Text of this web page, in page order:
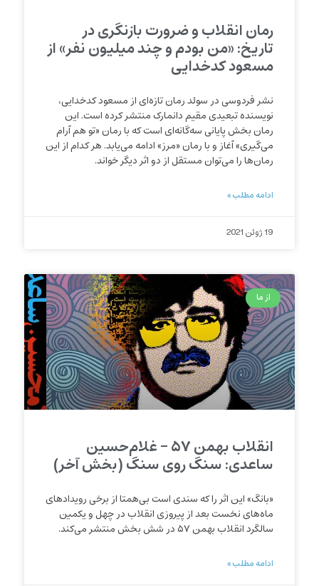
رمان انقلاب و ضرورت بازنگری در
تاریخ: «من بودم و چند میلیون نفر» از
مسعود کدخدایی
نشر فردوسی در سوئد رمان تازه‌ای از مسعود کدخدایی،
نویسنده تبعیدی مقیم دانمارک منتشر کرده است. این
رمان بخش پایانی سه‌گانه‌ای است که با رمان «تو هم آرام
می‌گیری» آغاز و با رمان «مرز» ادامه می‌یابد. هر کدام از این
رمان‌ها را می‌توان مستقل از دو اثر دیگر خواند.
ادامه مطلب »
19 ژوئن 2021
از ما
انقلاب بهمن ۵۷ – غلام‌حسین
ساعدی: سنگ روی سنگ (بخش آخر)
«بانگ» این اثر را که سندی است بی‌همتا از برخی رویدادهای
ماه‌های نخست بعد از پیروزی انقلاب در چهل و یکمین
سالگرد انقلاب بهمن ۵۷ در شش بخش منتشر می‌کند.
ادامه مطلب »